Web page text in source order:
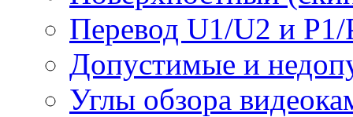
Перевод U1/U2 и
Допустимые и
Углы обзора